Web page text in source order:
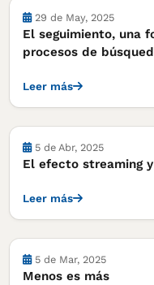
Notas
29 de May, 2025
El seguimiento, una
procesos de
Leer más
Notas
5 de Abr, 2025
El efecto streaming
Leer más
Notas
5 de Mar, 2025
Menos es más